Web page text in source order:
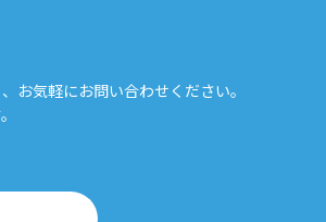
お気軽にお問い合わせください。